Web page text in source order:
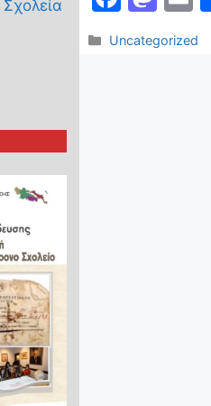
c st
m
ai
Κατηγορίες
Uncategorized